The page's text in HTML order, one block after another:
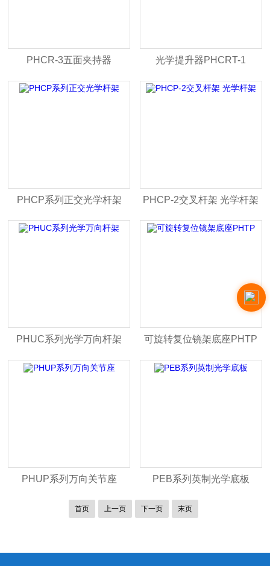
PHCR-3五面夹持器 光学提升器PHCRT-1
PHCP系列正交光学杆架 PHCP-2交叉杆架 光学杆架
PHUC系列光学万向杆架 可旋转复位镜架底座PHTP
PHUP系列万向关节座 PEB系列英制光学底板
首页 上一页 下一页 末页